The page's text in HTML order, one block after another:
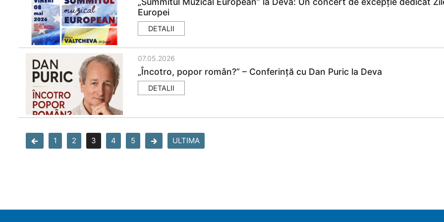
Europei
DETALII
07.05.2026
„Încotro, popor român?” – Conferință cu Dan Puric la Deva
DETALII
1 2 3 4 5 ULTIMA